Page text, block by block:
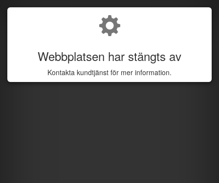
Webbplatsen har stängts av
Kontakta kundtjänst för mer information.